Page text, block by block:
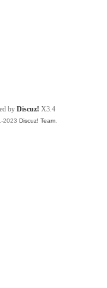
by Discuz! X3.4
2023 Discuz! Team